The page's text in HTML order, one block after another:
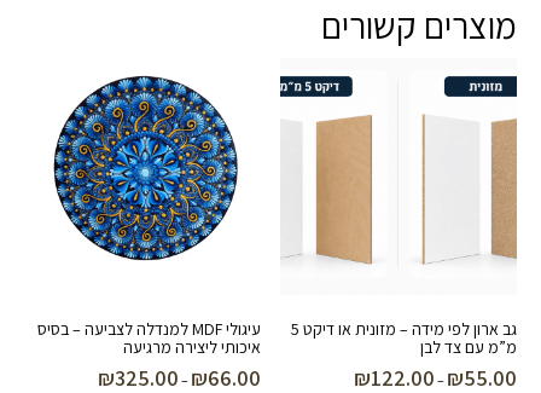
מוצרים קשורים
גב ארון לפי מידה – מזונית או דיקט 5
מ”מ עם צד לבן
₪55.00
–
₪122.00
עיגולי MDF למנדלה לצביעה – בסיס
איכותי ליצירה מרגיעה
₪66.00
–
₪325.00